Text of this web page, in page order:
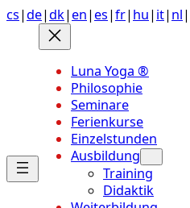
Anchor
Zum
Inhalt
springen
cs|de|dk| en| es|fr| hu| it| nl|
Luna Yoga ®
Philosophie
Seminare
Ferienkurse
Einzelstunden
Ausbildung
Training
Didaktik